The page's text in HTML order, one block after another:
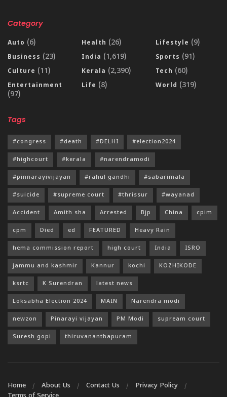
Category
Auto (6)
Business (23)
Culture (11)
Entertainment
(97)
Health (26)
India (1,619)
Kerala (2,390)
Life (8)
Lifestyle (9)
Sports (91)
Tech (60)
World (319)
Tags
#congress #death #DELHI #election2024
#highcourt #kerala #narendramodi
#pinnarayivijayan #rahul gandhi #sabarimala
#suicide #supreme court #thrissur #wayanad
Accident Amith sha Arrested Bjp China cpim
cpm Died ed FEATURED Heavy Rain
hema commission report high court India ISRO
jammu and kashmir Kannur kochi KOZHIKODE
ksrtc K Surendran latest news
Loksabha Election 2024 MAIN Narendra modi
newzon Pinarayi vijayan PM Modi supream court
Suresh gopi thiruvananthapuram
Home About Us Contact Us
Privacy Policy